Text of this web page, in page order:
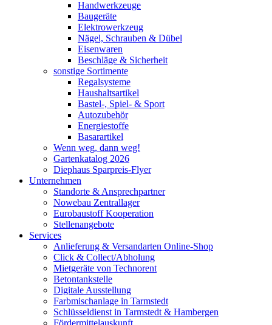
Handwerkzeuge
Baugeräte
Elektrowerkzeug
Nägel, Schrauben & Dübel
Eisenwaren
Beschläge & Sicherheit
sonstige Sortimente
Regalsysteme
Haushaltsartikel
Bastel-, Spiel- & Sport
Autozubehör
Energiestoffe
Basarartikel
Wenn weg, dann weg!
Gartenkatalog 2026
Diephaus Sparpreis-Flyer
Unternehmen
Standorte & Ansprechpartner
Nowebau Zentrallager
Eurobaustoff Kooperation
Stellenangebote
Services
Anlieferung & Versandarten Online-Shop
Click & Collect/Abholung
Mietgeräte von Technorent
Betontankstelle
Digitale Ausstellung
Farbmischanlage in Tarmstedt
Schlüsseldienst in Tarmstedt & Hambergen
Fördermittelauskunft